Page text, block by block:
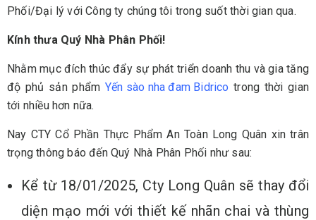
Phối/Đại lý với Công ty chúng tôi trong suốt thời gian qua.
Kính thưa Quý Nhà Phân Phối!
Nhằm mục đích thúc đẩy sự phát triển doanh thu và gia tăng
độ phủ sản phẩm Yến sào nha đam Bidrico trong thời gian
tới nhiều hơn nữa.
Nay CTY Cổ Phần Thực Phẩm An Toàn Long Quân xin trân
trọng thông báo đến Quý Nhà Phân Phối như sau:
Kể từ 18/01/2025, Cty Long Quân sẽ thay đổi
diện mạo mới với thiết kế nhãn chai và thùng